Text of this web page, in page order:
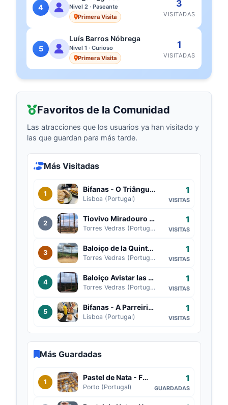
4
Nivel 2 · Paseante
Primera Visita
3
VISITADAS
5
Luís Barros Nóbrega
Nivel 1 · Curioso
Primera Visita
1
VISITADAS
Favoritos de la Comunidad
Las atracciones que los usuarios ya han visitado y
las que guardan para más tarde.
Más Visitadas
1
Bifanas - O Triângulo da Ribeira
Lisboa (Portugal)
1
VISITAS
2
Tiovivo Miradouro 360º (Torres Vedras)
Torres Vedras (Portugal)
1
VISITAS
3
Baloiço de la Quinta do Penedo (Torres Vedras)
Torres Vedras (Portugal)
1
VISITAS
4
Baloiço Avistar las Berlengas (Torres Vedras)
Torres Vedras (Portugal)
1
VISITAS
5
Bifanas - A Parreirinha do Chile
Lisboa (Portugal)
1
VISITAS
Más Guardadas
1
Pastel de Nata - Fábrica de la Nata (Porto)
Porto (Portugal)
1
GUARDADAS